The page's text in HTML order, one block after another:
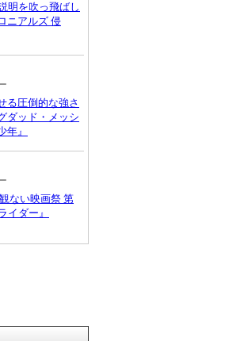
明を吹っ飛ばし
ニアルズ 侵
る圧倒的な強さ
ダッド・メッシ
年』
ない映画祭 第
イダー』